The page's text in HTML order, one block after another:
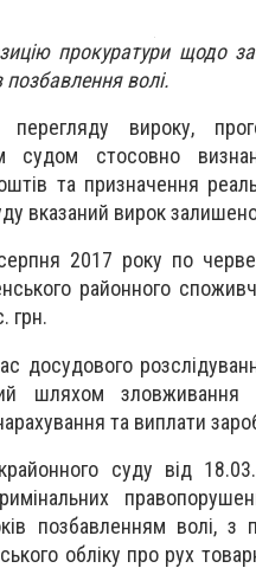
прокуратури щодо
волі.
перегляду вироку,
судом стосовно
та призначення
вказаний вирок
2017 року по
районного
грн.
досудового
шляхом зловживання
та виплати
суду від
позбавленням волі, з
обліку про рух